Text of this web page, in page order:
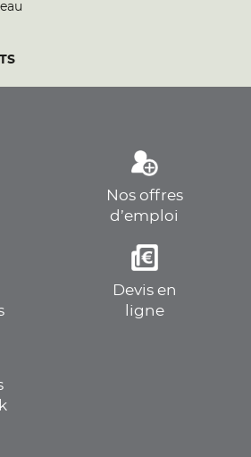
Nos offres
d’emploi
Devis en
ligne